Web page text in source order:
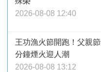
2026-08-08 12:40
王功漁火節開跑！父親
分鐘煙火迎人潮
2026-08-08 13:12